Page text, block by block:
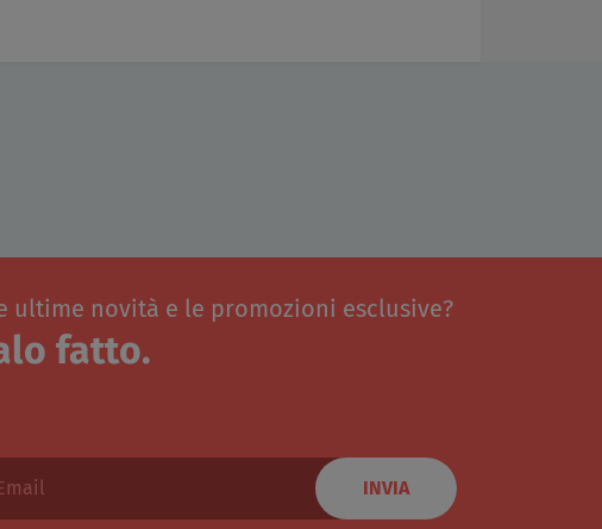
ultime novità e le promozioni esclusive?
fatto.
INVIA